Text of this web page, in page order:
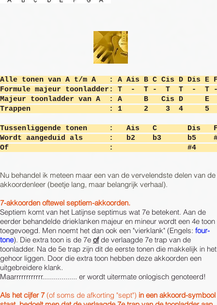
​Alle tonen van A t/m A : A Ais B C Cis D Dis E
Formule majeur toonladder:
T - T - T T - T
Majeur toonladder van A : A B Cis D
Trappen : 1 2 3 4 5
Tussenliggende tonen : Ais C
Wordt aangeduid als : b2 b3
Of :
Nu behandel ik meteen maar een van de vervelendste delen van de
akkoordenleer (beetje lang, maar belangrijk verhaal).
7-akkoorden oftewel septiem-akkoorden.
Septiem komt van het Latijnse septimus wat 7e betekent. Aan de
eerder behandelde drieklanken majeur en mineur wordt een 4e toon
toegevoegd. Men noemt het dan ook een "vierklank" (Engels: four-
tone). Die extra toon is de 7e ofde verlaagde 7e trap van de
toonladder. Na de 5e trap zijn dit de eerste tonen die makkelijk in het
gehoor liggen. Door die extra toon hebben deze akkoorden een
uitgebreidere klank.
Maarrrrrrrrrrrr.................. er wordt uitermate onlogisch genoteerd!
Als het cijfer 7(of soms de afkorting "sept") in een akkoord-symbool